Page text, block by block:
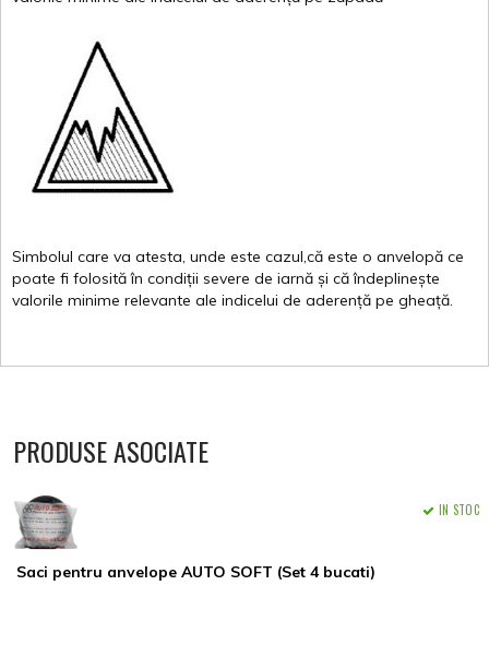
Simbolul care va atesta, unde este cazul,că este o anvelopă ce
poate fi folosită în condiții severe de iarnă și că îndeplinește
valorile minime relevante ale indicelui de aderență pe gheață.
PRODUSE ASOCIATE
Saci pentru anvelope AUTO SOFT (Set 4 bucati)
IN STOC